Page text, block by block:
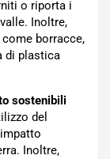
o riporta i
Inoltre,
borracce,
di plastica
sostenibili
del
Inoltre,